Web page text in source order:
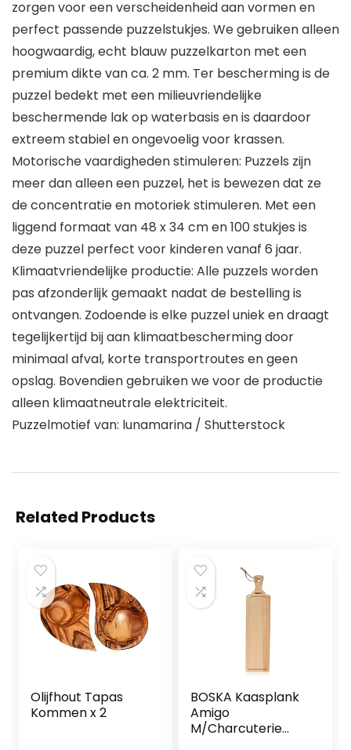
zorgen voor een verscheidenheid aan vormen en
perfect passende puzzelstukjes. We gebruiken alleen
hoogwaardig, echt blauw puzzelkarton met een
premium dikte van ca. 2 mm. Ter bescherming is de
puzzel bedekt met een milieuvriendelijke
beschermende lak op waterbasis en is daardoor
extreem stabiel en ongevoelig voor krassen.
Motorische vaardigheden stimuleren: Puzzels zijn
meer dan alleen een puzzel, het is bewezen dat ze
de concentratie en motoriek stimuleren. Met een
liggend formaat van 48 x 34 cm en 100 stukjes is
deze puzzel perfect voor kinderen vanaf 6 jaar.
Klimaatvriendelijke productie: Alle puzzels worden
pas afzonderlijk gemaakt nadat de bestelling is
ontvangen. Zodoende is elke puzzel uniek en draagt
tegelijkertijd bij aan klimaatbescherming door
minimaal afval, korte transportroutes en geen
opslag. Bovendien gebruiken we voor de productie
alleen klimaatneutrale elektriciteit.
Puzzelmotief van: lunamarina / Shutterstock
Related Products
Olijfhout Tapas
Kommen x 2
BOSKA Kaasplank
Amigo
M/Charcuterie